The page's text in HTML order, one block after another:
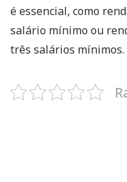
é essencial, como
salário mínimo ou
três salários mínimos.